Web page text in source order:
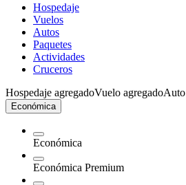
Hospedaje
Vuelos
Autos
Paquetes
Actividades
Cruceros
Hospedaje agregadoVuelo agregadoAuto
Económica
Económica
Económica Premium